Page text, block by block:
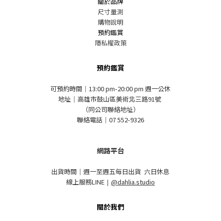
尺寸量測
購物說明
預約鑑賞
隱私權政策
預約鑑賞
可預約時間｜13:00 pm-20:00 pm 週一公休
地址｜高雄市鼓山區美術北三路91號
（同公司聯絡地址）
聯絡電話｜07 552-9326
網路平台
出貨時間｜週一至週五每日出貨 六日休息
線上服務LINE ｜ @dahlia.studio
關於我們